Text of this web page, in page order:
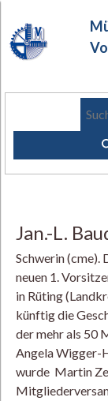
Jan.-L.
Schwerin (cme).
neuen 1.
in Rüting
künftig die
der mehr als 50
Angela Wigger-
wurde Martin